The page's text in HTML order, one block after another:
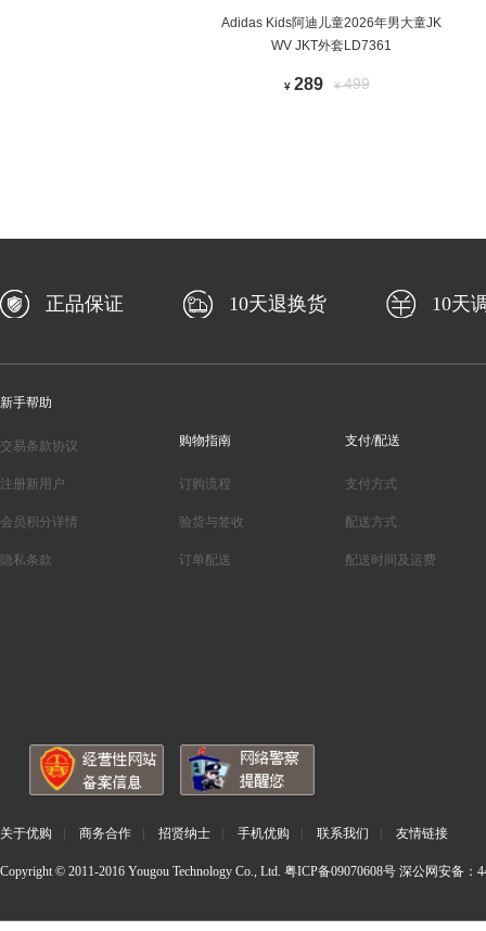
Adidas Kids阿迪儿童2026年男大童JK
WV JKT外套LD7361
¥ 289 ¥499
正品保证 10天退换货 10天
新手帮助
交易条款协议
注册新用户
会员积分详情
隐私条款
购物指南
订购流程
验货与签收
订单配送
支付/配送
支付方式
配送方式
配送时间及运费
关于优购 商务合作 招贤纳士 手机优购 联系我们 友情链接
Copyright © 2011-2016 Yougou Technology Co., Ltd. 粤ICP备09070608号 深公网安备：